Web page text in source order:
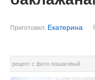
Приготовил: Екатерина
рецепт с фото пошаговый